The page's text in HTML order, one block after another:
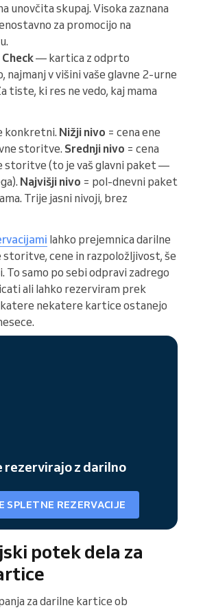
unovčita skupaj. Visoka zaznana
za promocijo na
— kartica z odprto
najmanj v višini vaše glavne 2-urne
tiste, ki res ne vedo, kaj mama
konkretni. Nižji nivo = cena ene
storitve. Srednji nivo = cena
storitve (to je vaš glavni paket —
Najvišji nivo = pol-dnevni paket
Trije jasni nivoji, brez
lahko prejemnica darilne
storitve, cene in razpoložljivost, še
To samo po sebi odpravi zadrego
ali lahko rezerviram prek
katere nekatere kartice ostanejo
rezervirajo z darilno
SPLETNE REZERVACIJE
potek dela za
za darilne kartice ob